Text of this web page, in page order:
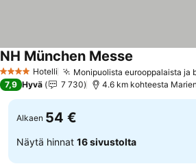
4 Tähtiluokitus
Hotelli Monipuolista eurooppalaista ja
NH München Messe
7,9 Hyvä 7 730 4.6 km kohteesta
Alkaen 54 €
Näytä hinnat 16 sivustolta